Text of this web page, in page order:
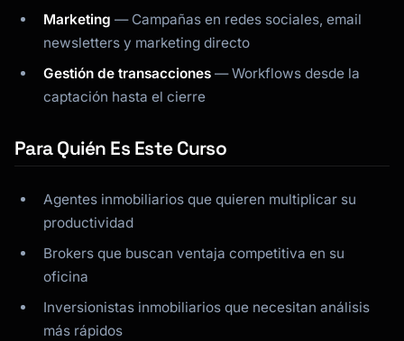
Marketing — Campañas en redes sociales, email
newsletters y marketing directo
Gestión de transacciones — Workflows desde la
captación hasta el cierre
Para Quién Es Este Curso
Agentes inmobiliarios que quieren multiplicar su
productividad
Brokers que buscan ventaja competitiva en su
oficina
Inversionistas inmobiliarios que necesitan análisis
más rápidos